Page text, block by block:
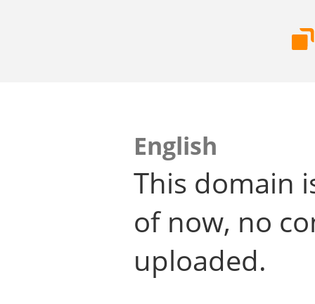
English
This domain
of now, no
uploaded.